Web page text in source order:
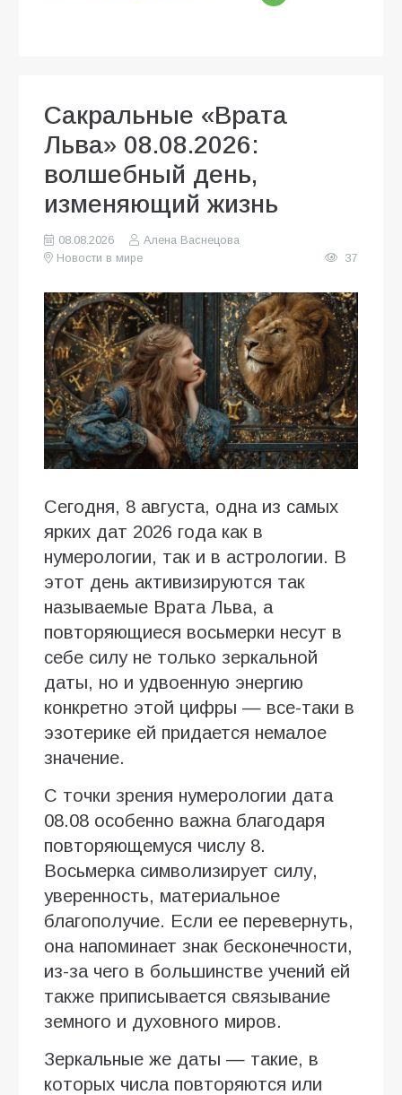
Сакральные «Врата
Льва» 08.08.2026:
волшебный день,
изменяющий жизнь
08.08.2026
Алена Васнецова
Новости в мире
37
Сегодня, 8 августа, одна из самых
ярких дат 2026 года как в
нумерологии, так и в астрологии. В
этот день активизируются так
называемые Врата Льва, а
повторяющиеся восьмерки несут в
себе силу не только зеркальной
даты, но и удвоенную энергию
конкретно этой цифры — все-таки в
эзотерике ей придается немалое
значение.
С точки зрения нумерологии дата
08.08 особенно важна благодаря
повторяющемуся числу 8.
Восьмерка символизирует силу,
уверенность, материальное
благополучие. Если ее перевернуть,
она напоминает знак бесконечности,
из-за чего в большинстве учений ей
также приписывается связывание
земного и духовного миров.
Зеркальные же даты — такие, в
которых числа повторяются или